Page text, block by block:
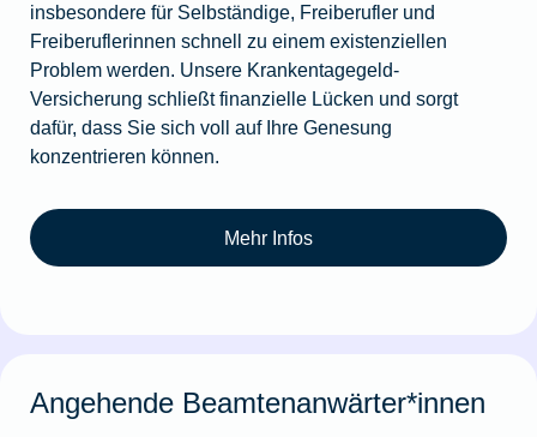
insbesondere für Selbständige, Freiberufler und
Freiberuflerinnen schnell zu einem existenziellen
Problem werden. Unsere Krankentagegeld-
Versicherung schließt finanzielle Lücken und sorgt
dafür, dass Sie sich voll auf Ihre Genesung
konzentrieren können.
Mehr Infos
Angehende Beamtenanwärter*innen